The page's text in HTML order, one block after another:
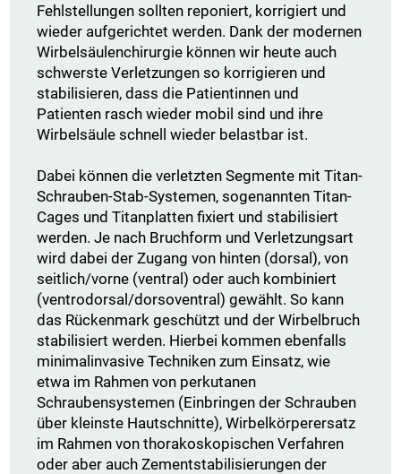
Fehlstellungen sollten reponiert, korrigiert und
wieder aufgerichtet werden. Dank der modernen
Wirbelsäulenchirurgie können wir heute auch
schwerste Verletzungen so korrigieren und
stabilisieren, dass die Patientinnen und
Patienten rasch wieder mobil sind und ihre
Wirbelsäule schnell wieder belastbar ist.
Dabei können die verletzten Segmente mit Titan-
Schrauben-Stab-Systemen, sogenannten Titan-
Cages und Titanplatten fixiert und stabilisiert
werden. Je nach Bruchform und Verletzungsart
wird dabei der Zugang von hinten (dorsal), von
seitlich/vorne (ventral) oder auch kombiniert
(ventrodorsal/dorsoventral) gewählt. So kann
das Rückenmark geschützt und der Wirbelbruch
stabilisiert werden. Hierbei kommen ebenfalls
minimalinvasive Techniken zum Einsatz, wie
etwa im Rahmen von perkutanen
Schraubensystemen (Einbringen der Schrauben
über kleinste Hautschnitte), Wirbelkörperersatz
im Rahmen von thorakoskopischen Verfahren
oder aber auch Zementstabilisierungen der